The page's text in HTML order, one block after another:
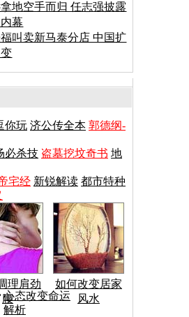
地空手而归 任志强披露
幕
叫卖新马泰分店 中国扩
你玩 济公传全本 郭德纲-
必杀技 盗墓挖坟奇书 地
宅经 新锐解读 都市特种
理肩劲
腰
如何改变居家
风水
心态改变命运
解析